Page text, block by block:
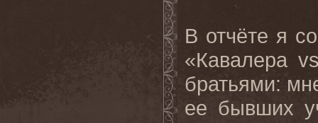
В отчёте я
«Кавалера
братьями:
ее бывших